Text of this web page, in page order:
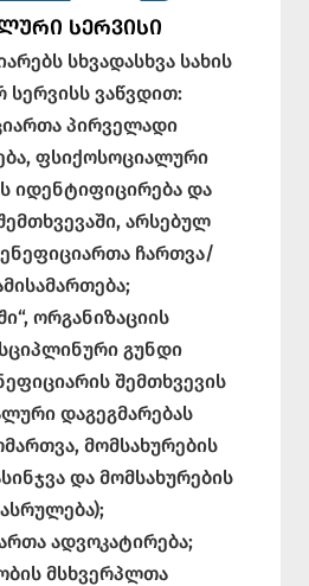
ᲡᲔᲠᲕᲘᲡᲘ
სხვადასხვა სახის
სერვისს ვაწვდით:
პირველადი
ფსიქოსოციალური
იდენტიფიცირება და
არსებულ
ჩართვა/
ორგანიზაციის
გუნდი
შემთხვევის
დაგეგმარებას
მომსახურების
და მომსახურების
ადვოკატირება;
მსხვერპლთა